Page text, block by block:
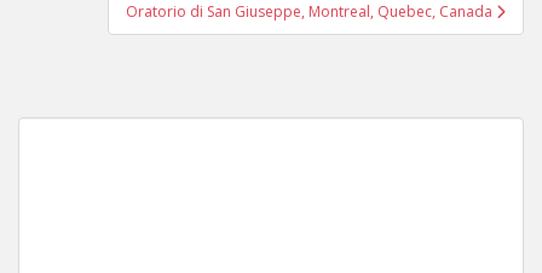
Oratorio di San Giuseppe, Montreal, Quebec, Canada